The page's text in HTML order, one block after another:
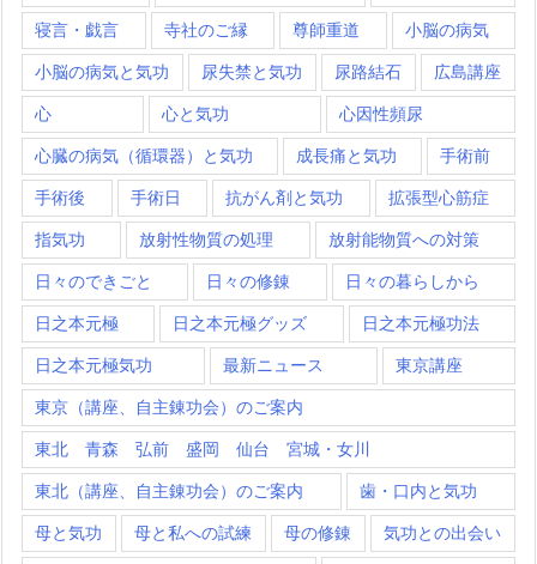
寝言・戯言 寺社のご縁 尊師重道 小脳の病気
小脳の病気と気功 尿失禁と気功 尿路結石 広島講座
心 心と気功 心因性頻尿
心臓の病気（循環器）と気功 成長痛と気功 手術前
手術後 手術日 抗がん剤と気功 拡張型心筋症
指気功 放射性物質の処理 放射能物質への対策
日々のできごと 日々の修錬 日々の暮らしから
日之本元極 日之本元極グッズ 日之本元極功法
日之本元極気功 最新ニュース 東京講座
東京（講座、自主錬功会）のご案内
東北 青森 弘前 盛岡 仙台 宮城・女川
東北（講座、自主錬功会）のご案内 歯・口内と気功
母と気功 母と私への試練 母の修錬 気功との出会い